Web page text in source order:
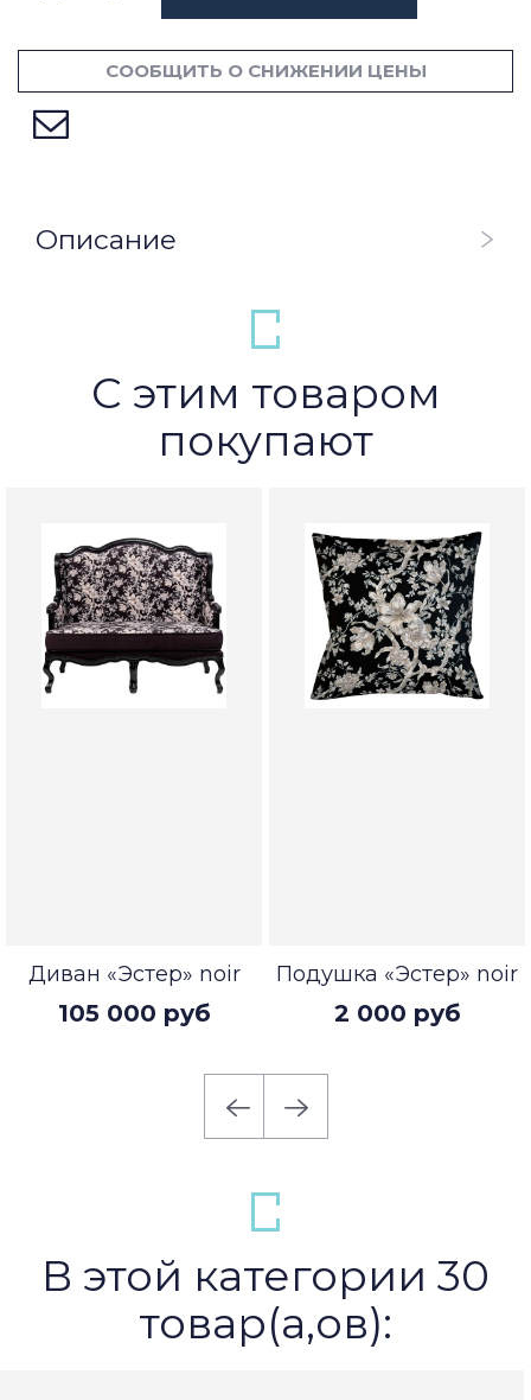
СООБЩИТЬ О СНИЖЕНИИ ЦЕНЫ
Описание
С этим товаром
покупают
Диван «Эстер» noir
105 000 руб
Подушка «Эстер» noir
2 000 руб
В этой категории 30
товар(а,ов):